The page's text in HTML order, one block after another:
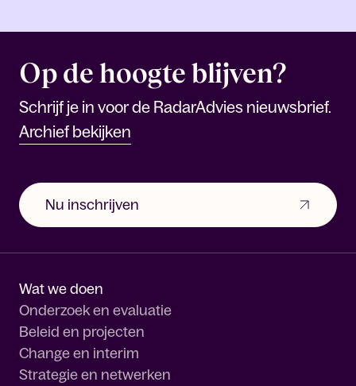
Op de hoogte blijven?
Schrijf je in voor de RadarAdvies nieuwsbrief.
Archief bekijken
Nu inschrijven
Wat we doen
Onderzoek en evaluatie
Beleid en projecten
Change en interim
Strategie en netwerken